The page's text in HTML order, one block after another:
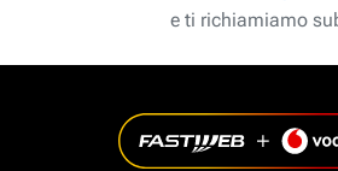
e ti richiamiamo